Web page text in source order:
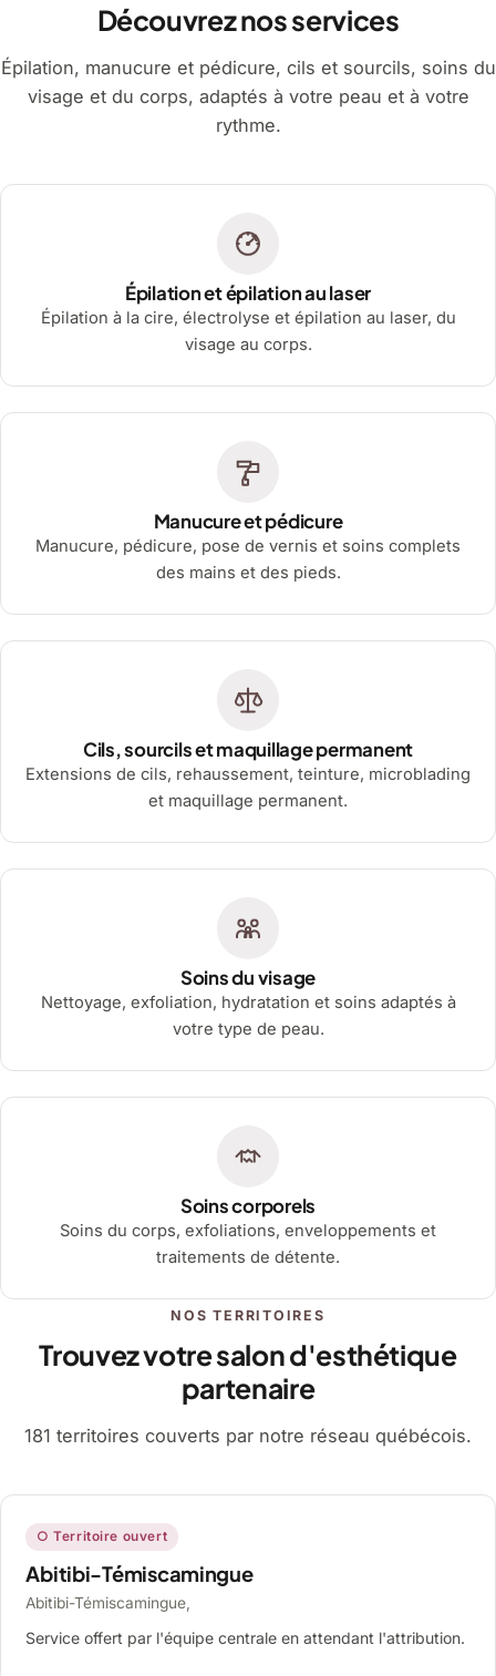
Découvrez nos services
Épilation, manucure et pédicure, cils et sourcils, soins du
visage et du corps, adaptés à votre peau et à votre
rythme.
Épilation et épilation au laser
Épilation à la cire, électrolyse et épilation au laser, du
visage au corps.
Manucure et pédicure
Manucure, pédicure, pose de vernis et soins complets
des mains et des pieds.
Cils, sourcils et maquillage permanent
Extensions de cils, rehaussement, teinture, microblading
et maquillage permanent.
Soins du visage
Nettoyage, exfoliation, hydratation et soins adaptés à
votre type de peau.
Soins corporels
Soins du corps, exfoliations, enveloppements et
traitements de détente.
NOS TERRITOIRES
Trouvez votre salon d'esthétique
partenaire
181 territoires couverts par notre réseau québécois.
○ Territoire ouvert
Abitibi-Témiscamingue
Abitibi-Témiscamingue,
Service offert par l'équipe centrale en attendant l'attribution.